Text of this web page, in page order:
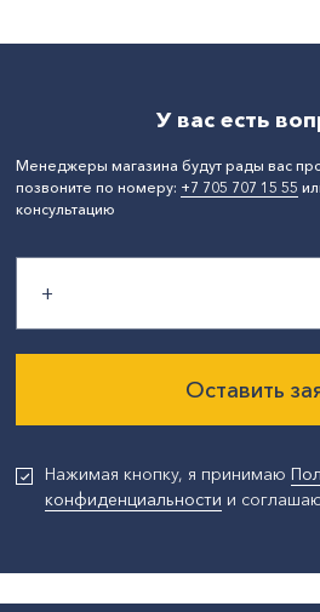
У вас есть
Менеджеры магазина будут рады вас
позвоните по номеру: +7 705 707 15 55
консультацию
Оставить
Нажимая кнопку, я принимаю
конфиденциальности и